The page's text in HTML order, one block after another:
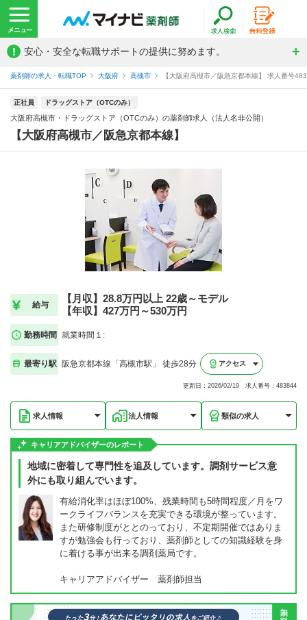
! 安心・安全な転職サポートの提供に努めます。
薬剤師の求人・転職TOP 大阪府 高槻市 【大阪府高槻市／阪急京都本線】 求人番号
正社員 ドラッグストア（OTCのみ）
大阪府高槻市・ドラッグストア（OTCのみ）の薬剤師求人（法人名非公開）
【大阪府高槻市／阪急京都本線】
給与
【月収】28.8万円以上 22歳～モデル
【年収】427万円～530万円
勤務時間 就業時間１:
最寄り駅 阪急京都本線「高槻市駅」 徒歩28分 アクセス
更新日：2026/02/19 求人番号：483844
求人情報 法人情報 類似の求人
キャリアアドバイザーのレポート
地域に密着して専門性を追及しています。調剤サービス意
外にも取り組んでいます。
有給消化率はほぼ100%、残業時間も5時間程度／月をワ
ークライフバランスを充実できる環境が整っています。
また研修制度がととのっており、不定期開催ではありま
すが勉強会も行っており、薬剤師としての知識経験を身
に着ける事が出来る調剤薬局です。
キャリアアドバイザー 薬剤師担当